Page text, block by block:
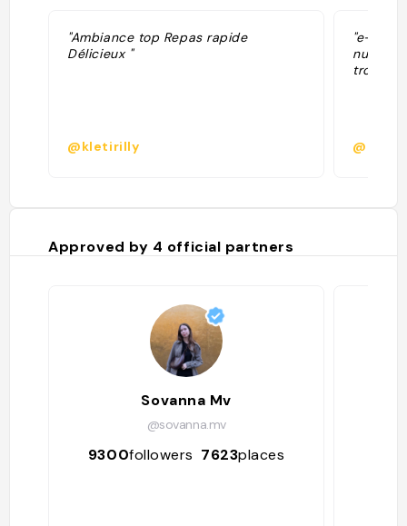
"Ambiance top Repas rapide
Délicieux "
@kletirilly
"e-que-
nutella
trop
@
Approved by 4 official partners
Sovanna Mv
@sovanna.mv
9300followers 7623places